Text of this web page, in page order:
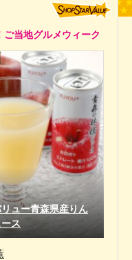
ご当地グルメウィーク
ュー青森県産りん
ス